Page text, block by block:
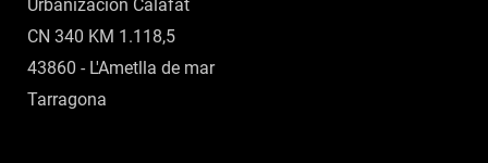
Urbanización Calafat
CN 340 KM 1.118,5
43860 - L'Ametlla de mar
Tarragona